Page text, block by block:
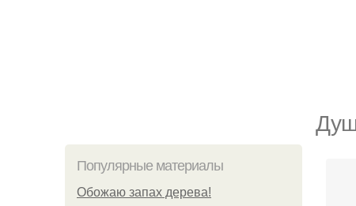
Популярные материалы
Обожaю зaпах деpева!